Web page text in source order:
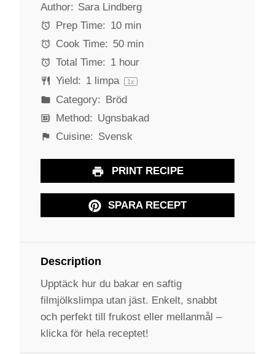
t
r
t
a
r
s
t
a
r
s
t
a
r
s
t
a
Author: Sara Lindberg
Prep Time: 10 min
Cook Time: 50 min
Total Time: 1 hour
Yield: 1limpa 1x
Category: Bröd
Method: Ugnsbakad
Cuisine: Svensk
PRINT RECIPE
SPARA RECEPT
Description
Upptäck hur du bakar en saftig
filmjölkslimpa utan jäst. Enkelt, snabbt
och perfekt till frukost eller mellanmål –
klicka för hela receptet!